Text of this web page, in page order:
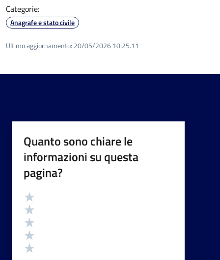
Categorie:
Anagrafe e stato civile
Ultimo aggiornamento: 20/05/2026 10:25.11
Quanto sono chiare le
informazioni su questa
pagina?
Valutazione